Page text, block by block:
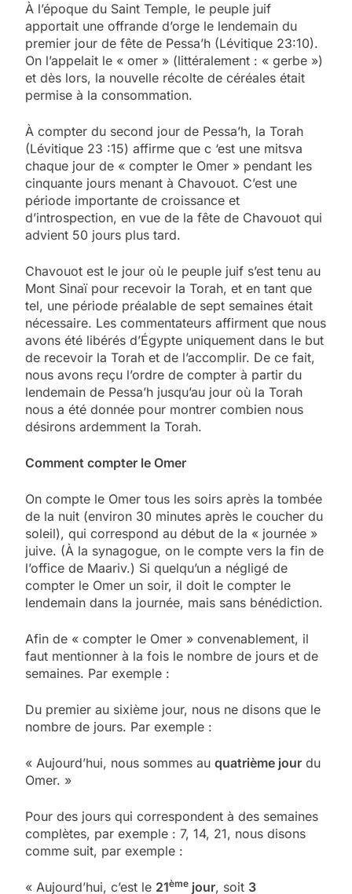
À l’époque du Saint Temple, le peuple juif
apportait une offrande d’orge le lendemain du
premier jour de fête de Pessa’h (Lévitique 23:10).
On l’appelait le « omer » (littéralement : « gerbe »)
et dès lors, la nouvelle récolte de céréales était
permise à la consommation.
À compter du second jour de Pessa’h, la Torah
(Lévitique 23 :15) affirme que c ‘est une mitsva
chaque jour de « compter le Omer » pendant les
cinquante jours menant à Chavouot. C’est une
période importante de croissance et
d’introspection, en vue de la fête de Chavouot qui
advient 50 jours plus tard.
Chavouot est le jour où le peuple juif s’est tenu au
Mont Sinaï pour recevoir la Torah, et en tant que
tel, une période préalable de sept semaines était
nécessaire. Les commentateurs affirment que nous
avons été libérés d’Égypte uniquement dans le but
de recevoir la Torah et de l’accomplir. De ce fait,
nous avons reçu l’ordre de compter à partir du
lendemain de Pessa’h jusqu’au jour où la Torah
nous a été donnée pour montrer combien nous
désirons ardemment la Torah.
Comment compter le Omer
On compte le Omer tous les soirs après la tombée
de la nuit (environ 30 minutes après le coucher du
soleil), qui correspond au début de la « journée »
juive. (À la synagogue, on le compte vers la fin de
l’office de Maariv.) Si quelqu’un a négligé de
compter le Omer un soir, il doit le compter le
lendemain dans la journée, mais sans bénédiction.
Afin de « compter le Omer » convenablement, il
faut mentionner à la fois le nombre de jours et de
semaines. Par exemple :
Du premier au sixième jour, nous ne disons que le
nombre de jours. Par exemple :
« Aujourd’hui, nous sommes au quatrième jour du
Omer. »
Pour des jours qui correspondent à des semaines
complètes, par exemple : 7, 14, 21, nous disons
comme suit, par exemple :
« Aujourd’hui, c’est le 21ème jour, soit 3